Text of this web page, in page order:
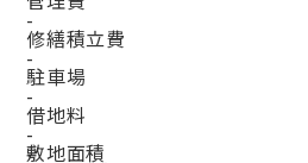
-
修繕積立費
-
駐車場
-
借地料
-
敷地面積